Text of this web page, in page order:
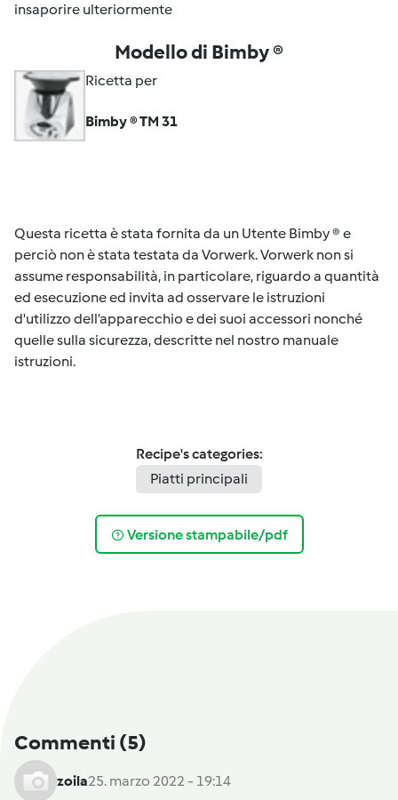
insaporire ulteriormente
Modello di Bimby ®
Ricetta per
Bimby ® TM 31
Questa ricetta è stata fornita da un Utente Bimby ® e
perciò non è stata testata da Vorwerk. Vorwerk non si
assume responsabilità, in particolare, riguardo a quantità
ed esecuzione ed invita ad osservare le istruzioni
d'utilizzo dell’apparecchio e dei suoi accessori nonché
quelle sulla sicurezza, descritte nel nostro manuale
istruzioni.
Recipe's categories:
Piatti principali
Versione stampabile/pdf
Commenti (5)
zoila25. marzo 2022 - 19:14